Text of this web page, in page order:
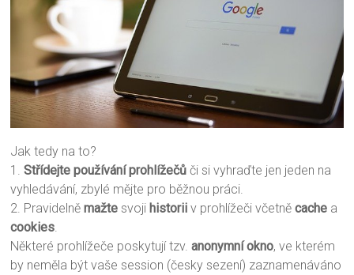
Jak tedy na to?
1.Střídejte používání prohlížečů či si vyhraďte jen jeden na
vyhledávání, zbylé mějte pro běžnou práci.
2. Pravidelněmažte svoji historii v prohlížeči včetněcache a
cookies
Některé prohlížeče poskytují tzv.anonymní okno, ve kterém
by neměla být vaše session (česky sezení) zaznamenáváno